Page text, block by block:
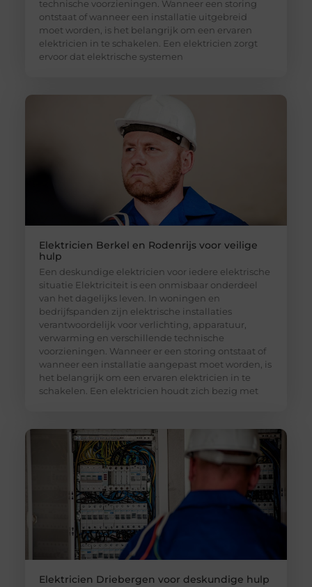
technische voorzieningen. Wanneer een storing
ontstaat of wanneer een installatie uitgebreid
moet worden, is het belangrijk om een ervaren
elektricien in te schakelen. Een elektricien zorgt
ervoor dat elektrische systemen
Elektricien Berkel en Rodenrijs voor veilige
hulp
Een deskundige elektricien voor iedere elektrische
situatie Elektriciteit is een onmisbaar onderdeel
van het dagelijks leven. In woningen en
bedrijfspanden zijn elektrische installaties
verantwoordelijk voor verlichting, apparatuur,
verwarming en verschillende technische
voorzieningen. Wanneer er een storing ontstaat of
wanneer een installatie aangepast moet worden, is
het belangrijk om een ervaren elektricien in te
schakelen. Een elektricien houdt zich bezig met
Elektricien Driebergen voor deskundige hulp